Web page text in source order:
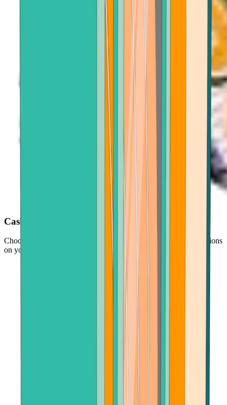
Cash out with ease
Choose your crypto, enter an amount, and follow simple instructions
on your screen